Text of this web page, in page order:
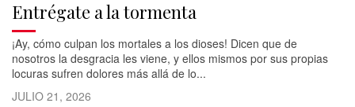
Entrégate a la tormenta
¡Ay, cómo culpan los mortales a los dioses! Dicen que de
nosotros la desgracia les viene, y ellos mismos por sus propias
locuras sufren dolores más allá de lo...
JULIO 21, 2026